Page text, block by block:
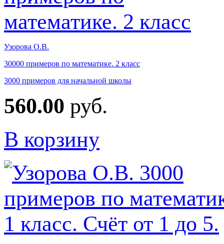
Узорова О.В.
30000 примеров по математике. 2 класс
3000 примеров для начальной школы
560.00 руб.
В корзину